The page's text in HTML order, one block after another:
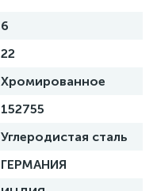
6
22
Хромированное
152755
Углеродистая сталь
ГЕРМАНИЯ